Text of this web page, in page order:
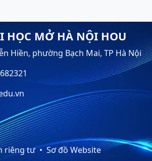
HỌC MỞ HÀ NỘI HOU
Hiền, phường Bạch Mai, TP Hà Nội
riêng tư Sơ đồ Website